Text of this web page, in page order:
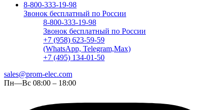
8-800-333-19-98
Звонок бесплатный по России
8-800-333-19-98
Звонок бесплатный по России
+7 (958) 623-59-59
(WhatsApp, Telegram,Max)
+7 (495) 134-01-50
sales@prom-elec.com
Пн—Вс 08:00 – 18:00